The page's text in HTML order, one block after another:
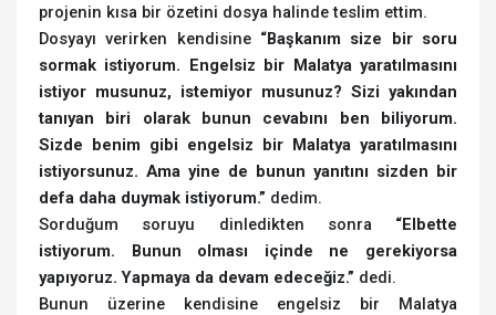
projenin kısa bir özetini dosya halinde teslim ettim.
Dosyayı verirken kendisine “Başkanım size bir soru
sormak istiyorum. Engelsiz bir Malatya yaratılmasını
istiyor musunuz, istemiyor musunuz? Sizi yakından
tanıyan biri olarak bunun cevabını ben biliyorum.
Sizde benim gibi engelsiz bir Malatya yaratılmasını
istiyorsunuz. Ama yine de bunun yanıtını sizden bir
defa daha duymak istiyorum.” dedim.
Sorduğum soruyu dinledikten sonra “Elbette
istiyorum. Bunun olması içinde ne gerekiyorsa
yapıyoruz. Yapmaya da devam edeceğiz.” dedi.
Bunun üzerine kendisine engelsiz bir Malatya